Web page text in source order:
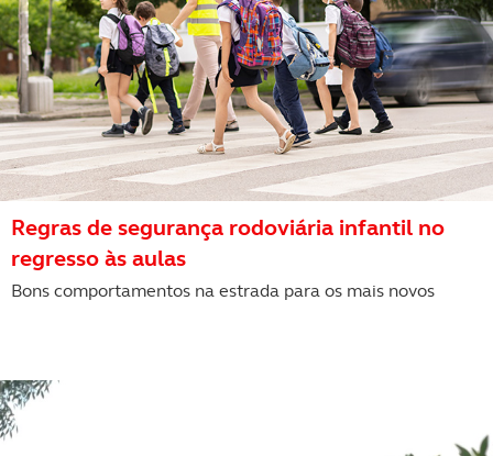
Regras de segurança rodoviária infantil no
regresso às aulas
Bons comportamentos na estrada para os mais novos